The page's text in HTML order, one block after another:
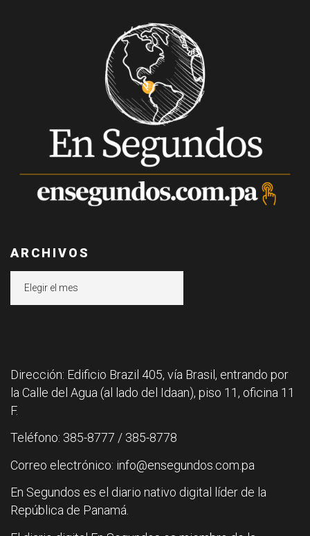
ARCHIVOS
Dirección: Edificio Brazil 405, vía Brasil, entrando por
la Calle del Agua (al lado del Idaan), piso 11, oficina 11
F.
Teléfono: 385-8777 / 385-8778
Correo electrónico: info@ensegundos.com.pa
En Segundos es el diario nativo digital líder de la
República de Panamá.